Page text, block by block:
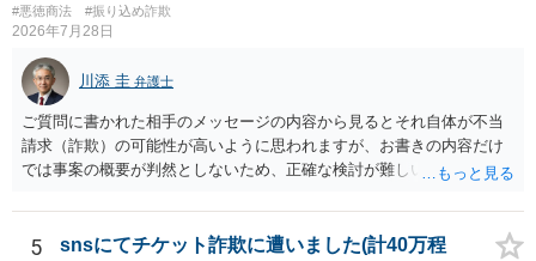
#悪徳商法
#振り込め詐欺
2026年7月28日
川添 圭 弁護士
ご質問に書かれた相手のメッセージの内容から見るとそれ自体が不当
請求（詐欺）の可能性が高いように思われますが、お書きの内容だけ
では事案の概要が判然としないため、正確な検討が難しいです。例え
画面を見て貰いながらアドバイスう受けた方が確実です。
5
snsにてチケット詐欺に遭いました(計40万程